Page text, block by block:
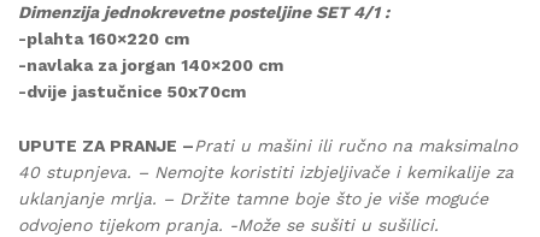
Dimenzija jednokrevetne posteljine SET 4/1 :
-plahta 160×220 cm
-navlaka za jorgan 140×200 cm
-dvije jastučnice 50x70cm
UPUTE ZA PRANJE –Prati u mašini ili ručno na maksimalno
40 stupnjeva. – Nemojte koristiti izbjeljivače i kemikalije za
uklanjanje mrlja. – Držite tamne boje što je više moguće
odvojeno tijekom pranja. -Može se sušiti u sušilici.